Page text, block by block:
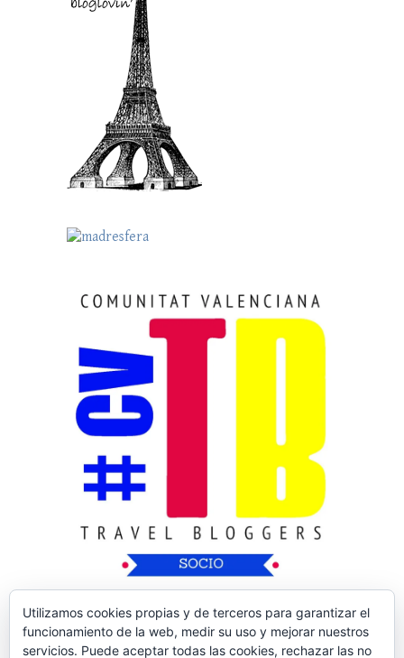
Utilizamos cookies propias y de terceros para garantizar el
funcionamiento de la web, medir su uso y mejorar nuestros
servicios. Puede aceptar todas las cookies, rechazar las no